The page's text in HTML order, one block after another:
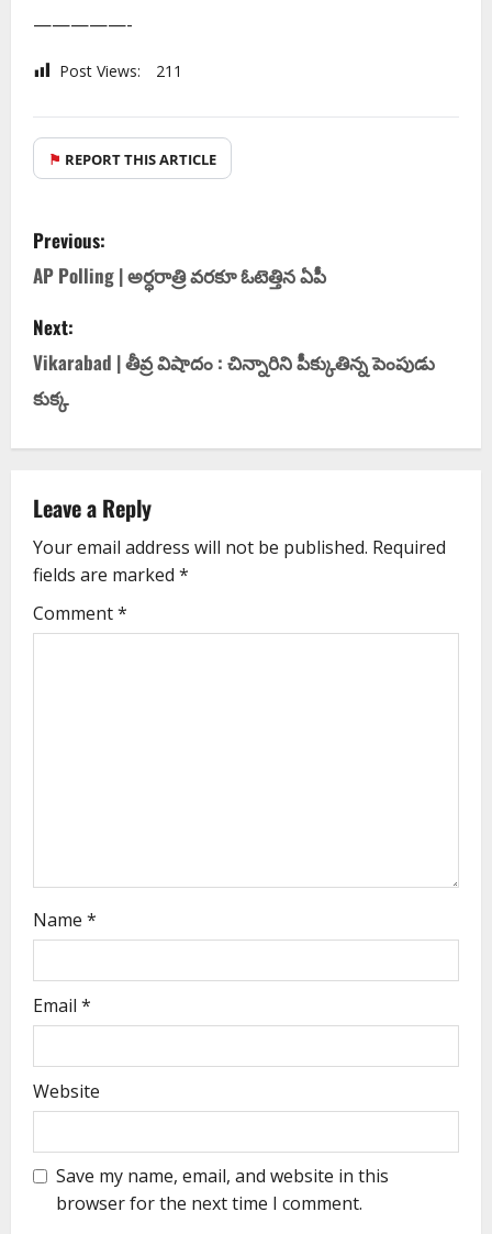
—————-
Post Views: 211
⚑ REPORT THIS ARTICLE
Previous:
AP Polling | అర్ధ‌రాత్రి వ‌ర‌కూ ఓటెత్తిన ఏపీ
Next:
Vikarabad | తీవ్ర విషాదం : చిన్నారిని పీక్కుతిన్న పెంపుడు
కుక్క‌
Leave a Reply
Your email address will not be published. Required
fields are marked *
Comment*
Name *
Email *
Website
Save my name, email, and website in this
browser for the next time I comment.